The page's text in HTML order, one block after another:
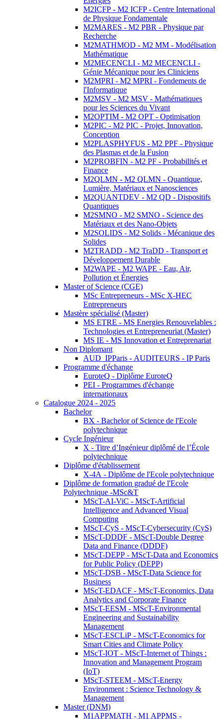
M2ICFP - M2 ICFP - Centre International
de Physique Fondamentale
M2MARES - M2 PBR - Physique par
Recherche
M2MATHMOD - M2 MM - Modélisation
Mathématique
M2MECENCLI - M2 MECENCLI -
Génie Mécanique pour les Cliniciens
M2MPRI - M2 MPRI - Fondements de
l'Informatique
M2MSV - M2 MSV - Mathématiques
pour les Sciences du Vivant
M2OPTIM - M2 OPT - Optimisation
M2PIC - M2 PIC - Projet, Innovation,
Conception
M2PLASPHYFUS - M2 PPF - Physique
des Plasmas et de la Fusion
M2PROBFIN - M2 PF - Probabilités et
Finance
M2QLMN - M2 QLMN - Quantique,
Lumière, Matériaux et Nanosciences
M2QUANTDEV - M2 QD - Dispositifs
Quantiques
M2SMNO - M2 SMNO - Science des
Matériaux et des Nano-Objets
M2SOLIDS - M2 Solids - Mécanique des
Solides
M2TRADD - M2 TraDD - Transport et
Développement Durable
M2WAPE - M2 WAPE - Eau, Air,
Pollution et Énergies
Master of Science (CGE)
MSc Entrepreneurs - MSc X-HEC
Entrepreneurs
Mastère spécialisé (Master)
MS ETRE - MS Energies Renouvelables :
Technologies et Entrepreneuriat (Master)
MS IE - MS Innovation et Entreprenariat
Non Diplomant
AUD_IPParis - AUDITEURS - IP Paris
Programme d'échange
EuroteQ - Diplôme EuroteQ
PEI - Programmes d'échange
internationaux
Catalogue 2024 - 2025
Bachelor
BX - Bachelor of Science de l'Ecole
polytechnique
Cycle Ingénieur
X - Titre d’Ingénieur diplômé de l’École
polytechnique
Diplôme d'établissement
X-4A - Diplôme de l'Ecole polytechnique
Diplôme de formation gradué de l'Ecole
Polytechnique -MSc&T
MScT-AI-ViC - MScT-Artificial
Intelligence and Advanced Visual
Computing
MScT-CyS - MScT-Cybersecurity (CyS)
MScT-DDDF - MScT-Double Degree
Data and Finance (DDDF)
MScT-DEPP - MScT-Data and Economics
for Public Policy (DEPP)
MScT-DSB - MScT-Data Science for
Business
MScT-EDACF - MScT-Economics, Data
Analytics and Corporate Finance
MScT-EESM - MScT-Environmental
Engineering and Sustainability
Management
MScT-ESCLiP - MScT-Economics for
Smart Cities and Climate Policy
MScT-IOT - MScT-Internet of Things :
Innovation and Management Program
(IoT)
MScT-STEEM - MScT-Energy
Environment : Science Technology &
Management
Master (DNM)
M1APPMATH - M1 APPMS -